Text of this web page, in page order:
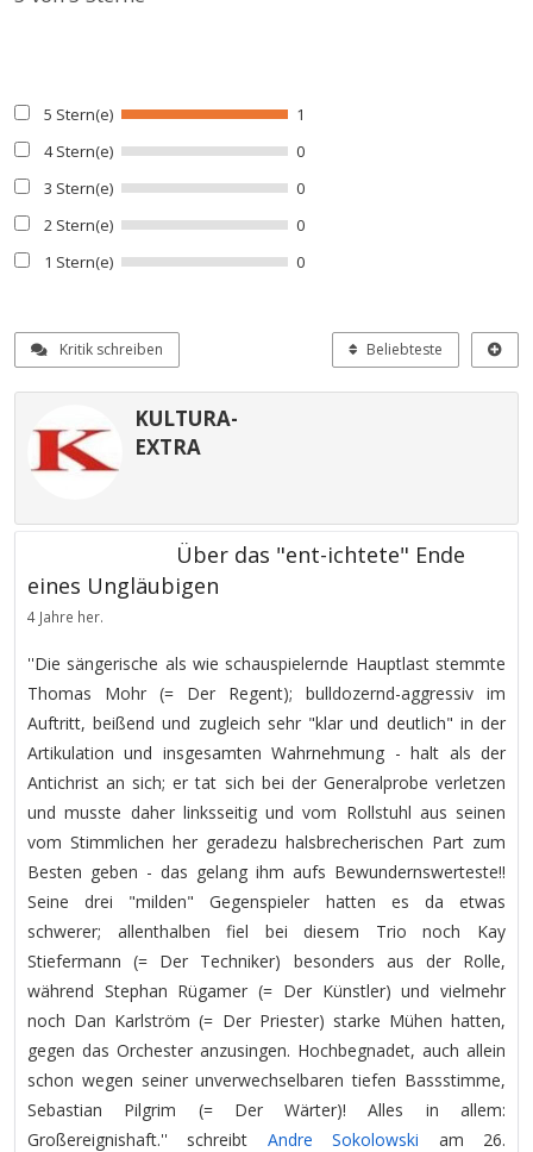
5 Stern(e)
1
4 Stern(e)
0
3 Stern(e)
0
2 Stern(e)
0
1 Stern(e)
0
Kritik schreiben Beliebteste
KULTURA-
EXTRA
Über das "ent-ichtete" Ende
eines Ungläubigen
4 Jahre her.
''Die sängerische als wie schauspielernde Hauptlast stemmte
Thomas Mohr (= Der Regent); bulldozernd-aggressiv im
Auftritt, beißend und zugleich sehr "klar und deutlich" in der
Artikulation und insgesamten Wahrnehmung - halt als der
Antichrist an sich; er tat sich bei der Generalprobe verletzen
und musste daher linksseitig und vom Rollstuhl aus seinen
vom Stimmlichen her geradezu halsbrecherischen Part zum
Besten geben - das gelang ihm aufs Bewundernswerteste!!
Seine drei "milden" Gegenspieler hatten es da etwas
schwerer; allenthalben fiel bei diesem Trio noch Kay
Stiefermann (= Der Techniker) besonders aus der Rolle,
während Stephan Rügamer (= Der Künstler) und vielmehr
noch Dan Karlström (= Der Priester) starke Mühen hatten,
gegen das Orchester anzusingen. Hochbegnadet, auch allein
schon wegen seiner unverwechselbaren tiefen Bassstimme,
Sebastian Pilgrim (= Der Wärter)! Alles in allem:
Großereignishaft.'' schreibt Andre Sokolowski am 26.